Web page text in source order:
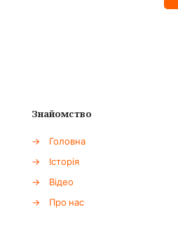
Знайомство
→
Головна
→
Історія
→
Відео
→
Про нас